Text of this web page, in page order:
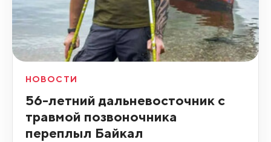
НОВОСТИ
56-летний дальневосточник с
травмой позвоночника
переплыл Байкал